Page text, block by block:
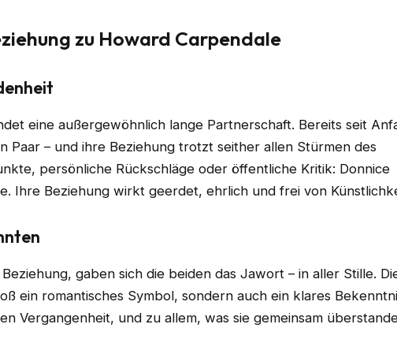
zu Howard Carpendale
eine außergewöhnlich lange Partnerschaft. Bereits seit
Paar – und ihre Beziehung trotzt seither allen Stürmen des
persönliche Rückschläge oder öffentliche Kritik: Donnice
Ihre Beziehung wirkt geerdet, ehrlich und frei von
gaben sich die beiden das Jawort – in aller Stille.
ein romantisches Symbol, sondern auch ein klares
Vergangenheit, und zu allem, was sie gemeinsam